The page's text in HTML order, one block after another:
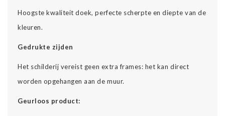
Hoogste kwaliteit doek, perfecte scherpte en diepte van de
kleuren.
Gedrukte zijden
Het schilderij vereist geen extra frames: het kan direct
worden opgehangen aan de muur.
Geurloos product: